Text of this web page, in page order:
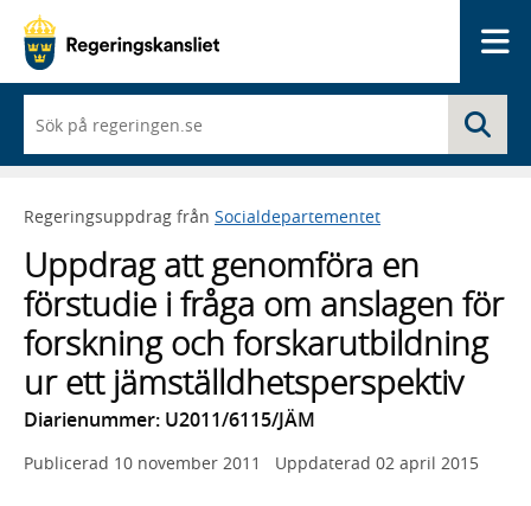
du
börjar
skriva
framträder
lista
med
sökförslag
Regeringsuppdrag från Socialdepartementet
Uppdrag att genomföra en
förstudie i fråga om anslagen för
forskning och forskarutbildning
ur ett jämställdhetsperspektiv
Diarienummer: U2011/6115/JÄM
Publicerad 10 november 2011 Uppdaterad 02 april 2015